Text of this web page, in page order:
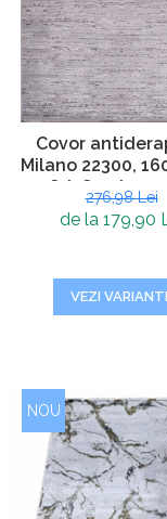
Covor
Milano 22300,
Gri, Grosime
276,98 Lei
de la 179,90
VEZI
NOU